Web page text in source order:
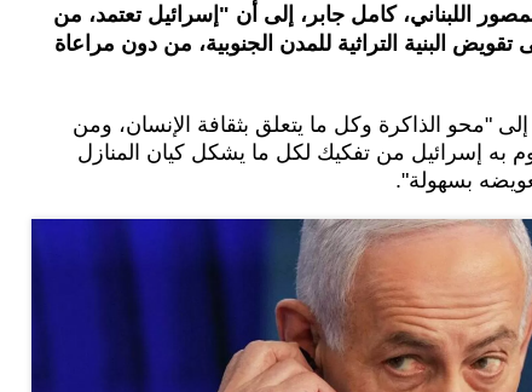
اللبناني، كامل جابر، إلى أن "إسرائيل تعتمد، من
تقويض البنية التراثية للمدن الجنوبية، من دون مراعاة
"محو الذاكرة وكل ما يتعلق بثقافة الإنسان، ومن
به إسرائيل من تفكيك لكل ما يشكل كيان المنازل
بسهولة".